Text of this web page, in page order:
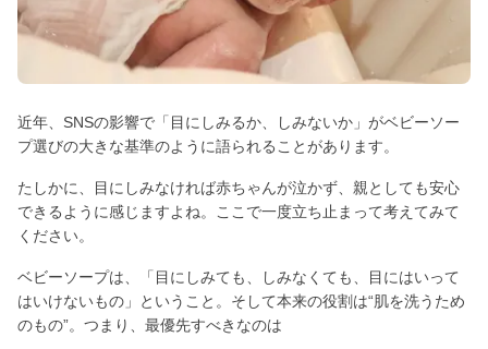
近年、SNSの影響で「目にしみるか、しみないか」がベビーソー
プ選びの大きな基準のように語られることがあります。
たしかに、目にしみなければ赤ちゃんが泣かず、親としても安心
できるように感じますよね。ここで一度立ち止まって考えてみて
ください。
ベビーソープは、「目にしみても、しみなくても、目にはいって
はいけないもの」ということ。そして本来の役割は“肌を洗うため
のもの”。つまり、最優先すべきなのは